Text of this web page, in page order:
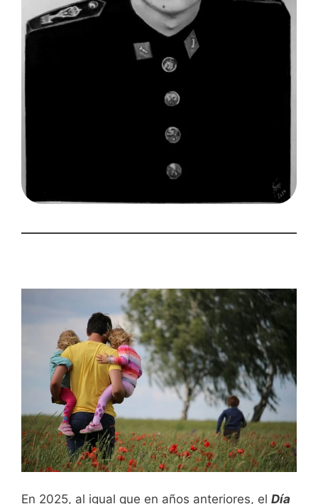
En 2025, al igual que en años anteriores, el Día